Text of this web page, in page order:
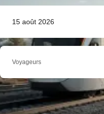
15 août 2026
Voyageurs